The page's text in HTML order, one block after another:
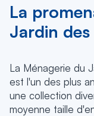
La
Jardin
La Ménagerie du
est l'un des plus
une collection
moyenne taille